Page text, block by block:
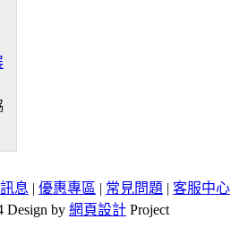
息 | 優惠專區 | 常見問題 | 客服中心
Design by 網頁設計 Project